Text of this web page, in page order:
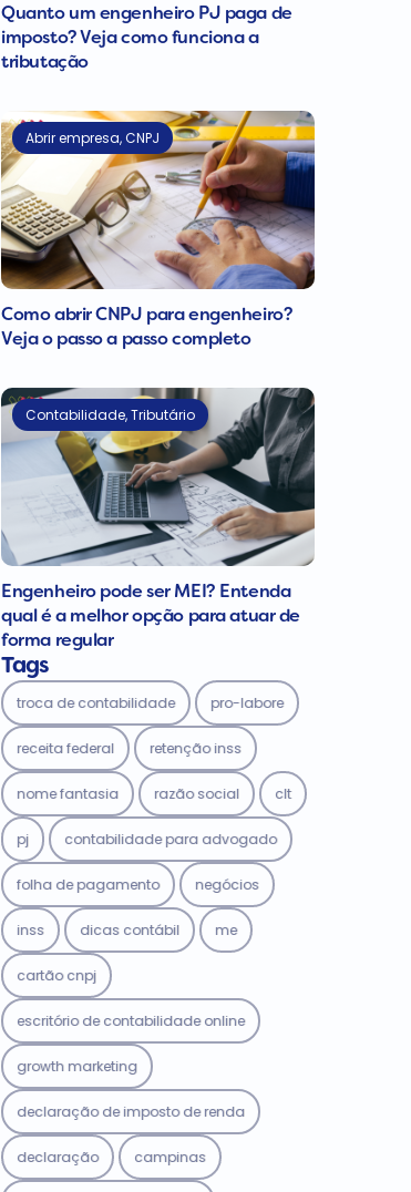
Quanto um engenheiro PJ paga de
imposto? Veja como funciona a
tributação
Abrir empresa,CNPJ
Como abrir CNPJ para engenheiro?
Veja o passo a passo completo
Contabilidade,Tributário
Engenheiro pode ser MEI? Entenda
qual é a melhor opção para atuar de
forma regular
Tags
troca de contabilidade pro-labore
receita federal retenção inss
nome fantasia razão social clt
pj contabilidade para advogado
folha de pagamento negócios
inss dicas contábil me
cartão cnpj
escritório de contabilidade online
growth marketing
declaração de imposto de renda
declaração campinas